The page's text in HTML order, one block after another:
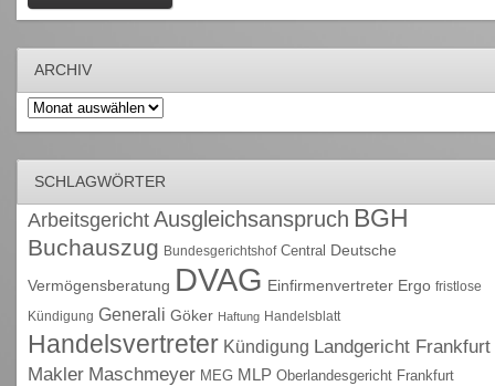
ARCHIV
Archiv
SCHLAGWÖRTER
Arbeitsgericht Ausgleichsanspruch BGH
Buchauszug Bundesgerichtshof Central Deutsche
Vermögensberatung DVAG Einfirmenvertreter Ergo fristlose
Kündigung Generali Göker Haftung Handelsblatt
Handelsvertreter Kündigung Landgericht Frankfurt
Makler Maschmeyer MEG MLP Oberlandesgericht Frankfurt